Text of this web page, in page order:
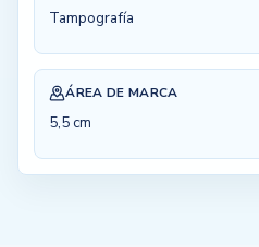
Tampografía
ÁREA DE MARCA
5,5 cm